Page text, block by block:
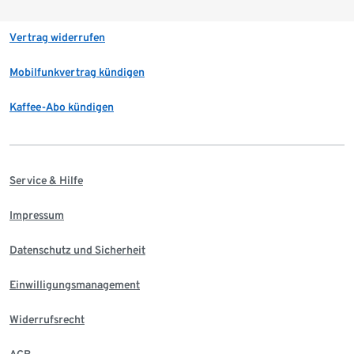
Vertrag widerrufen
Mobilfunkvertrag kündigen
Kaffee-Abo kündigen
Service & Hilfe
Impressum
Datenschutz und Sicherheit
Einwilligungsmanagement
Widerrufsrecht